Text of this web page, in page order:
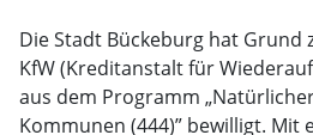
Die Stadt Bückeburg hat Grund
KfW (Kreditanstalt für
aus dem Programm
Kommunen (444)” bewilligt. Mit